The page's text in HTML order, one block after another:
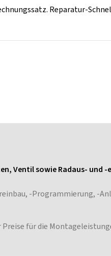
Reparatur-
Ventil sowie Radaus- und -
-Programmierung, -
für die